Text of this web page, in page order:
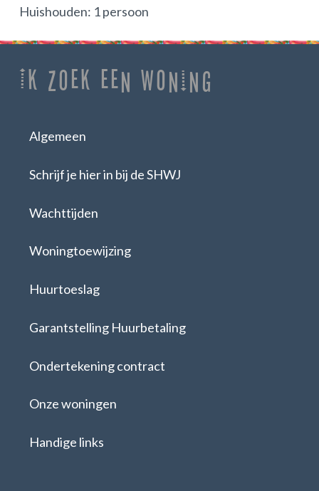
Huishouden: 1 persoon
Ik zoek een woning
Algemeen
Schrijf je hier in bij de SHWJ
Wachttijden
Woningtoewijzing
Huurtoeslag
Garantstelling Huurbetaling
Ondertekening contract
Onze woningen
Handige links